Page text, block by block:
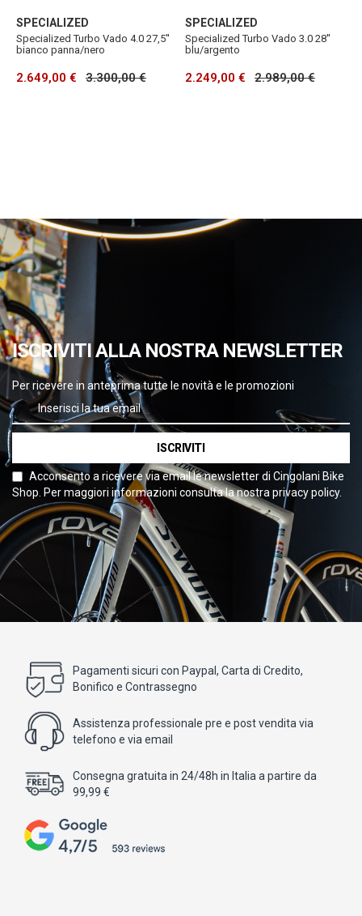
SPECIALIZED
Specialized Turbo Vado 4.0 27,5''
bianco panna/nero
2.649,00 € 3.300,00 €
SPECIALIZED
Specialized Turbo Vado 3.0 28''
blu/argento
2.249,00 € 2.989,00 €
ISCRIVITI ALLA NOSTRA NEWSLETTER
Per ricevere in anteprima tutte le novità e le promozioni
ISCRIVITI
Acconsento a ricevere via email le newsletter di Cingolani Bike
Shop. Per maggiori informazioni consulta la nostra privacy policy.
Pagamenti sicuri con Paypal, Carta di Credito,
Bonifico e Contrassegno
Assistenza professionale pre e post vendita via
telefono e via email
Consegna gratuita in 24/48h in Italia a partire da
99,99 €